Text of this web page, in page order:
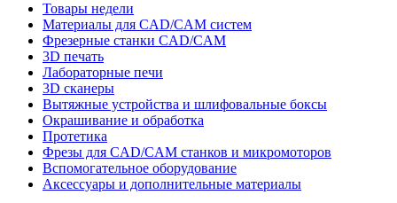
Товары недели
Материалы для CAD/CAM систем
Фрезерные станки CAD/CAM
3D печать
Лабораторные печи
3D сканеры
Вытяжные устройства и шлифовальные боксы
Окрашивание и обработка
Протетика
Фрезы для CAD/CAM станков и микромоторов
Вспомогательное оборудование
Аксессуары и дополнительные материалы